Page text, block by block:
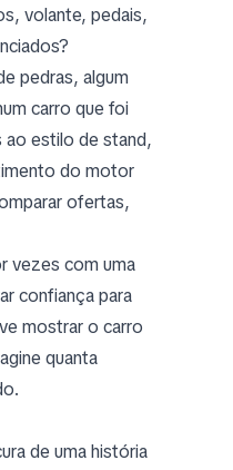
volante, pedais,
pedras, algum
carro que foi
ao estilo de stand,
do motor
ofertas,
vezes com uma
confiança para
mostrar o carro
quanta
de uma história